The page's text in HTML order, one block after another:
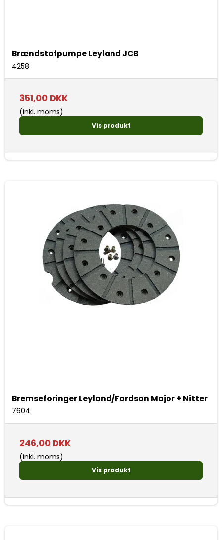
Brændstofpumpe Leyland JCB
4258
351,00 DKK
(inkl. moms)
Vis produkt
Bremseforinger Leyland/Fordson Major + Nitter
7604
246,00 DKK
(inkl. moms)
Vis produkt